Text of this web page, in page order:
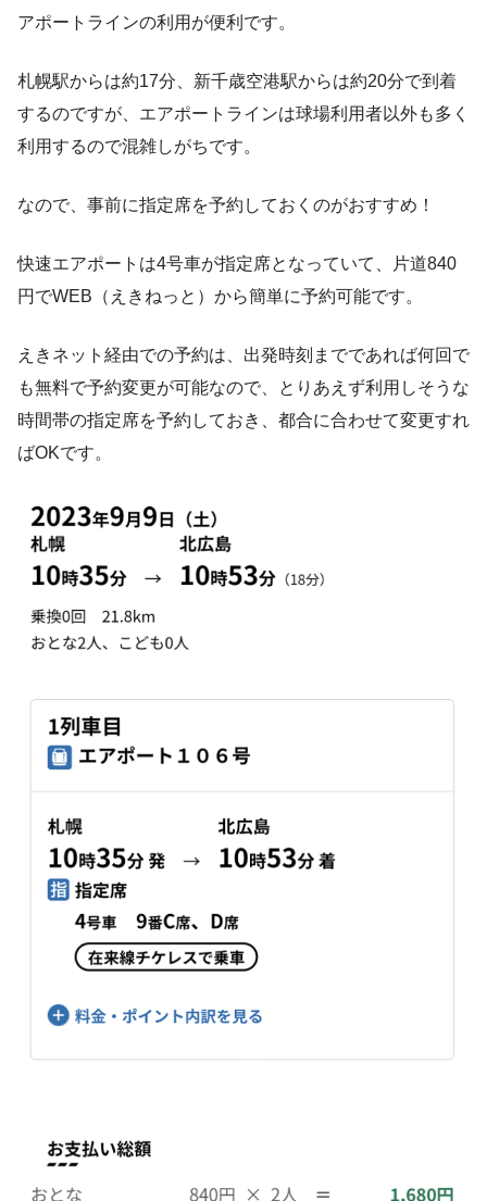
アポートラインの利用が便利です。
札幌駅からは約17分、新千歳空港駅からは約20分で到着
するのですが、エアポートラインは球場利用者以外も多く
利用するので混雑しがちです。
なので、事前に指定席を予約しておくのがおすすめ！
快速エアポートは4号車が指定席となっていて、片道840
円でWEB（えきねっと）から簡単に予約可能です。
えきネット経由での予約は、出発時刻までであれば何回で
も無料で予約変更が可能なので、とりあえず利用しそうな
時間帯の指定席を予約しておき、都合に合わせて変更すれ
ばOKです。